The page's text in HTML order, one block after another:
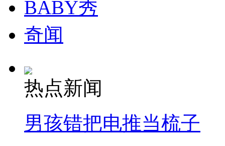
BABY秀
奇闻
热点新闻
男孩错把电推当梳子